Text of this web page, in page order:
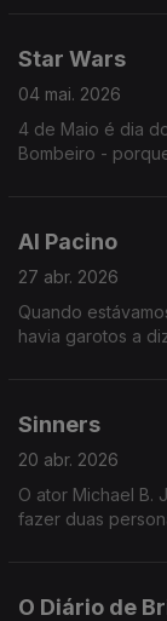
Star Wars
04 mai. 2026
4 de Maio é dia
Bombeiro -
Al Pacino
27 abr. 2026
Quando
havia garotos a
Sinners
20 abr. 2026
O ator Michael B.
fazer duas
O Diário de